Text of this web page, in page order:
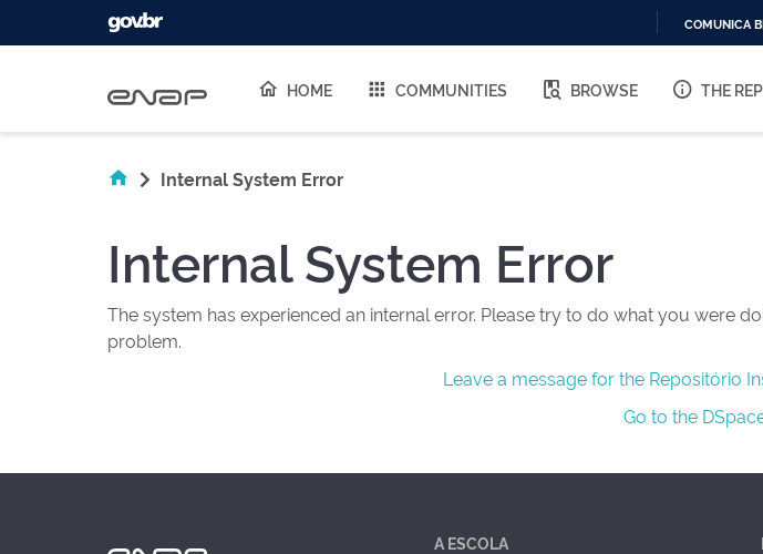
O
COMUNICA
HOME COMMUNITIES BROWSE THE
Internal System Error
Internal System Error
The system has experienced an internal error. Please try to do what you were
problem.
Leave a message for the Repositório
Go to the
A ESCOLA